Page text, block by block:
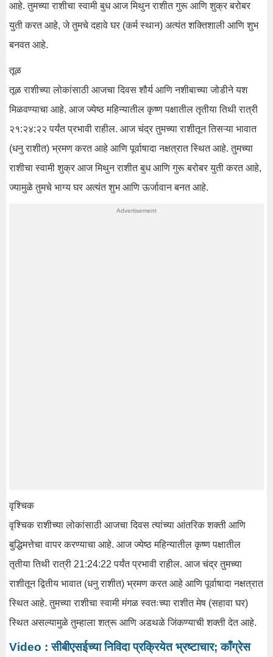
आहे. तुमच्या राशीचा स्वामी बुध आज मिथुन राशीत गुरू आणि शुक्र बरोबर
युती करत आहे, जे तुमचे दहावे घर (कर्म स्थान) अत्यंत शक्तिशाली आणि शुभ
बनवत आहे.
तूळ
तूळ राशीच्या लोकांसाठी आजचा दिवस शौर्य आणि नशीबाच्या जोडीने यश
मिळवण्याचा आहे. आज ज्येष्ठ महिन्यातील कृष्ण पक्षातील तृतीया तिथी रात्री
२१:२४:२२ पर्यंत प्रभावी राहील. आज चंद्र तुमच्या राशीतून तिसऱ्या भावात
(धनु राशीत) भ्रमण करत आहे आणि पूर्वाषादा नक्षत्रात स्थित आहे. तुमच्या
राशीचा स्वामी शुक्र आज मिथुन राशीत बुध आणि गुरू बरोबर युती करत आहे,
ज्यामुळे तुमचे भाग्य घर अत्यंत शुभ आणि ऊर्जावान बनत आहे.
वृश्चिक
वृश्चिक राशीच्या लोकांसाठी आजचा दिवस त्यांच्या आंतरिक शक्ती आणि
बुद्धिमत्तेचा वापर करण्याचा आहे. आज ज्येष्ठ महिन्यातील कृष्ण पक्षातील
तृतीया तिथी रात्री 21:24:22 पर्यंत प्रभावी राहील. आज चंद्र तुमच्या
राशीतून द्वितीय भावात (धनु राशीत) भ्रमण करत आहे आणि पूर्वाषादा नक्षत्रात
स्थित आहे. तुमच्या राशीचा स्वामी मंगळ स्वतःच्या राशीत मेष (सहावा घर)
स्थित असल्यामुळे तुम्हाला शत्रू आणि अडथळे जिंकण्याची शक्ती देत ​​आहे.
Video : सीबीएसईच्या निविदा प्रक्रियेत भ्रष्टाचार; काँग्रेस